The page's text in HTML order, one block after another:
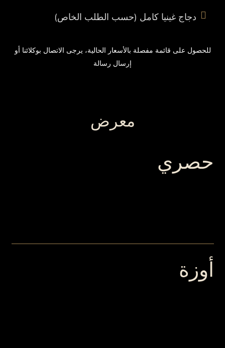
 دجاج غينيا كامل (حسب الطلب الخاص)
للحصول على قائمة مفصلة بالأسعار الحالية، يرجى الاتصال بوكلائنا أو
إرسال رسالة
معرض
حصري
أوزة